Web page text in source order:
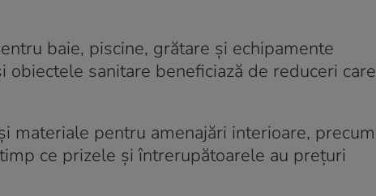
baie, piscine, grătare și echipamente
sanitare beneficiază de reduceri care
materiale pentru amenajări interioare, precum
ce prizele și întrerupătoarele au prețuri